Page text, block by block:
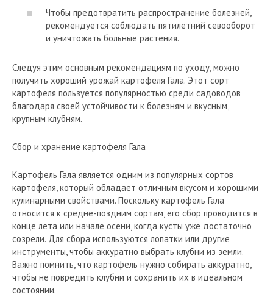
Чтобы предотвратить распространение болезней,
рекомендуется соблюдать пятилетний севооборот
и уничтожать больные растения.
Следуя этим основным рекомендациям по уходу, можно
получить хороший урожай картофеля Гала. Этот сорт
картофеля пользуется популярностью среди садоводов
благодаря своей устойчивости к болезням и вкусным,
крупным клубням.
Сбор и хранение картофеля Гала
Картофель Гала является одним из популярных сортов
картофеля, который обладает отличным вкусом и хорошими
кулинарными свойствами. Поскольку картофель Гала
относится к средне-поздним сортам, его сбор проводится в
конце лета или начале осени, когда кусты уже достаточно
созрели. Для сбора используются лопатки или другие
инструменты, чтобы аккуратно выбрать клубни из земли.
Важно помнить, что картофель нужно собирать аккуратно,
чтобы не повредить клубни и сохранить их в идеальном
состоянии.